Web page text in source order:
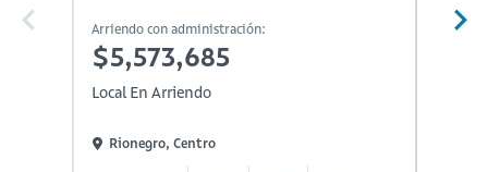
Arriendo con administración:
$5,573,685
Local En Arriendo
Rionegro, Centro